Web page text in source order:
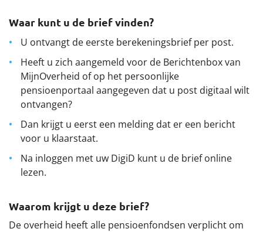
Waar kunt u de brief vinden?
U ontvangt de eerste berekeningsbrief per post.
Heeft u zich aangemeld voor de Berichtenbox van
MijnOverheid of op het persoonlijke
pensioenportaal aangegeven dat u post digitaal wilt
ontvangen?
Dan krijgt u eerst een melding dat er een bericht
voor u klaarstaat.
Na inloggen met uw DigiD kunt u de brief online
lezen.
Waarom krijgt u deze brief?
De overheid heeft alle pensioenfondsen verplicht om